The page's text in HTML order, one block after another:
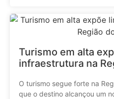
Turismo em alta
infraestrutura na
O turismo segue forte na
que o destino alcançou um